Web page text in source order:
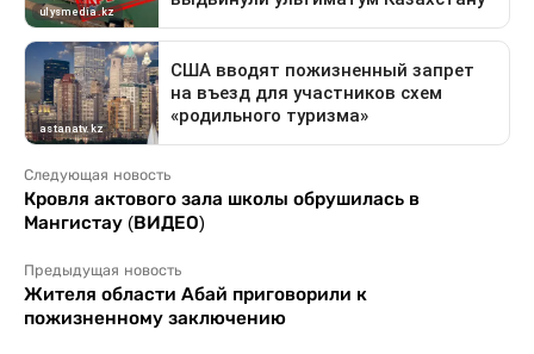
Следующая новость
Кровля актового зала школы обрушилась в
Мангистау (ВИДЕО)
Предыдущая новость
Жителя области Абай приговорили к
пожизненному заключению